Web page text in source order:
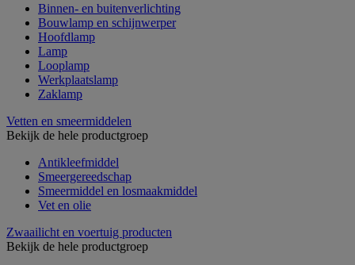
Binnen- en buitenverlichting
Bouwlamp en schijnwerper
Hoofdlamp
Lamp
Looplamp
Werkplaatslamp
Zaklamp
Vetten en smeermiddelen
Bekijk de hele productgroep
Antikleefmiddel
Smeergereedschap
Smeermiddel en losmaakmiddel
Vet en olie
Zwaailicht en voertuig producten
Bekijk de hele productgroep